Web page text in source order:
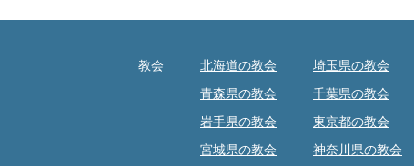
教会 北海道の教会
青森県の教会
岩手県の教会
宮城県の教会
埼玉県の教会
千葉県の教会
東京都の教会
神奈川県の教会